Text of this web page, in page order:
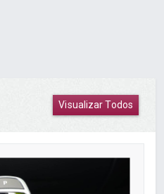
Visualizar Todos